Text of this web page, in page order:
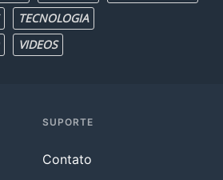
TECNOLOGIA
VIDEOS
SUPORTE
Contato